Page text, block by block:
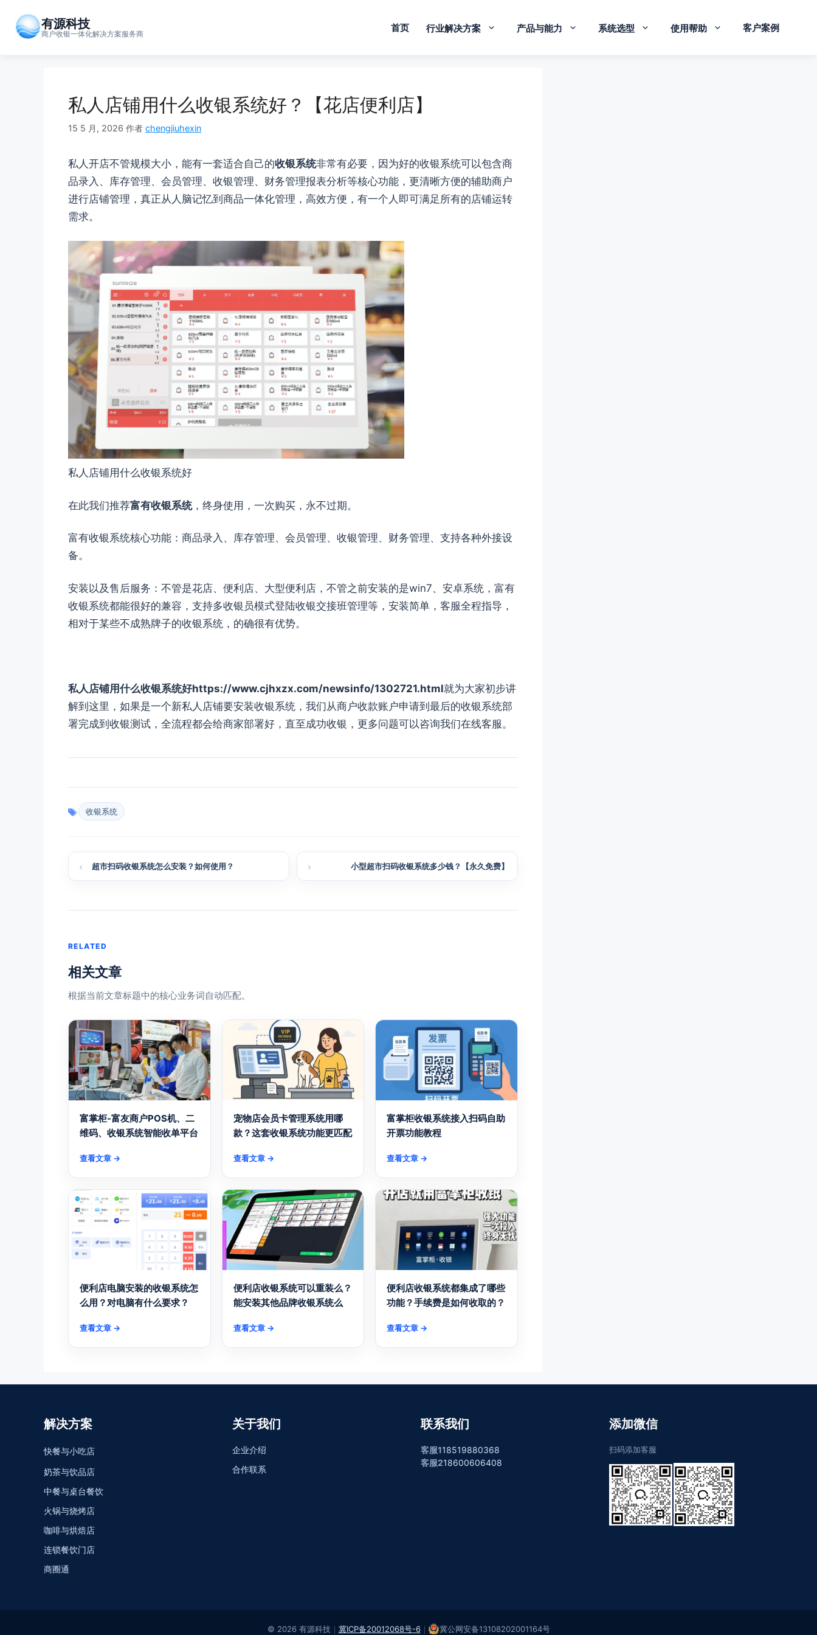
有源科技
商户收银一体化解决方案服务商
首页 行业解决方案 产品与能力 系统选型 使用帮助 客户案例
私人店铺用什么收银系统好？【花店便利店】
15 5 月, 2026 作者 chengjiuhexin
私人开店不管规模大小，能有一套适合自己的收银系统非常有必要，因为好的收银系统可以包含商
品录入、库存管理、会员管理、收银管理、财务管理报表分析等核心功能，更清晰方便的辅助商户
进行店铺管理，真正从人脑记忆到商品一体化管理，高效方便，有一个人即可满足所有的店铺运转
需求。
私人店铺用什么收银系统好
在此我们推荐富有收银系统，终身使用，一次购买，永不过期。
富有收银系统核心功能：商品录入、库存管理、会员管理、收银管理、财务管理、支持各种外接设
备。
安装以及售后服务：不管是花店、便利店、大型便利店，不管之前安装的是win7、安卓系统，富有
收银系统都能很好的兼容，支持多收银员模式登陆收银交接班管理等，安装简单，客服全程指导，
相对于某些不成熟牌子的收银系统，的确很有优势。
私人店铺用什么收银系统好https://www.cjhxzx.com/newsinfo/1302721.html就为大家初步讲
解到这里，如果是一个新私人店铺要安装收银系统，我们从商户收款账户申请到最后的收银系统部
署完成到收银测试，全流程都会给商家部署好，直至成功收银，更多问题可以咨询我们在线客服。
收银系统
超市扫码收银系统怎么安装？如何使用？ 小型超市扫码收银系统多少钱？【永久免费】
RELATED
相关文章
根据当前文章标题中的核心业务词自动匹配。
富掌柜-富友商户POS机、二
维码、收银系统智能收单平台
查看文章 →
宠物店会员卡管理系统用哪
款？这套收银系统功能更匹配
查看文章 →
富掌柜收银系统接入扫码自助
开票功能教程
查看文章 →
便利店电脑安装的收银系统怎
么用？对电脑有什么要求？
查看文章 →
便利店收银系统可以重装么？
能安装其他品牌收银系统么
查看文章 →
便利店收银系统都集成了哪些
功能？手续费是如何收取的？
查看文章 →
解决方案
快餐与小吃店
奶茶与饮品店
中餐与桌台餐饮
火锅与烧烤店
咖啡与烘焙店
连锁餐饮门店
商圈通
关于我们
企业介绍
合作联系
联系我们
客服118519880368
客服218600606408
添加微信
扫码添加客服
© 2026 有源科技｜ 冀ICP备20012068号-6｜ 冀公网安备13108202001164号